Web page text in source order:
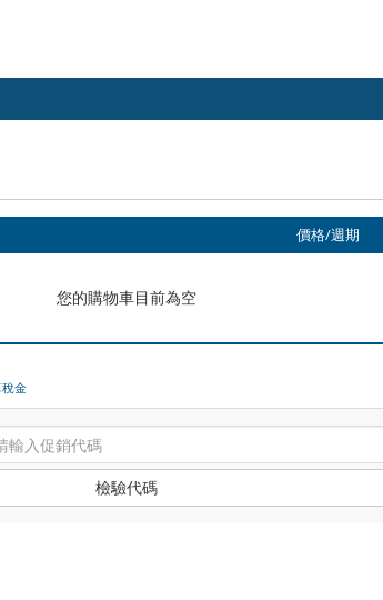
價格/週期
您的購物車目前為空
金
檢驗代碼